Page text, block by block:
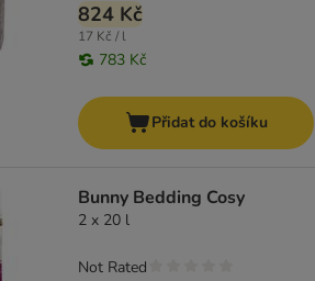
824 Kč
17 Kč / l
783 Kč
Přidat do košíku
Bunny Bedding Cosy
2 x 20 l
Not Rated